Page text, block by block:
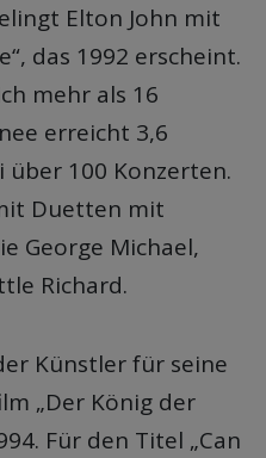
Elton John mit
das 1992 erscheint.
mehr als 16
erreicht 3,6
über 100 Konzerten.
Duetten mit
George Michael,
Richard.
Künstler für seine
„Der König der
Für den Titel „Can